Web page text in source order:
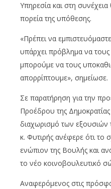
Υπηρεσία και στη
πορεία της υπόθεσης.
«Πρέπει να
υπάρχει πρόβλημα να
μπορούμε να τους
απορρίπτουμε», σημείωσε.
Σε παρατήρηση για την
Προέδρου της
διαχωρισμό των εξουσιών
κ. Φυτιρής ανέφερε ότι το
ενώπιον της Βουλής και
το νέο κοινοβουλευτικό
Αναφερόμενος στις